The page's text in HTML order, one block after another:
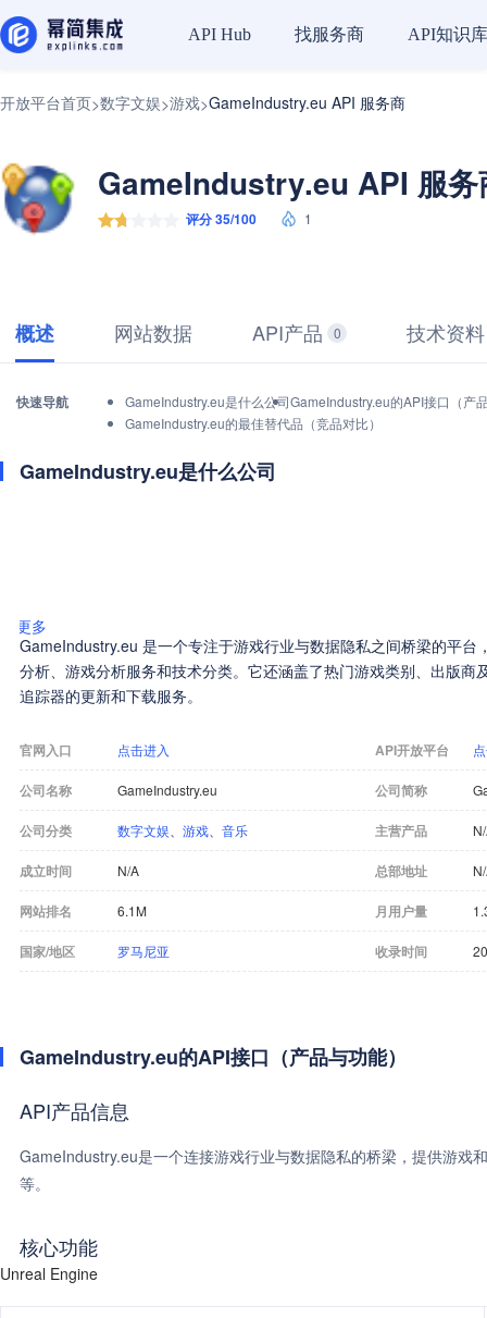
API Hub 找服务商 API知识库
开放平台首页>数字文娱>游戏>GameIndustry.eu API 服务商
GameIndustry.eu API 服务
评分 35/100 1
概述 网站数据 API产品 0 技术资料
快速导航 GameIndustry.eu是什么公司GameIndustry.eu的API接口（产
GameIndustry.eu的最佳替代品（竞品对比）
GameIndustry.eu是什么公司
更多
GameIndustry.eu 是一个专注于游戏行业与数据隐私之间桥梁的平台
分析、游戏分析服务和技术分类。它还涵盖了热门游戏类别、出版商
追踪器的更新和下载服务。
官网入口 点击进入 API开放平台
公司名称 GameIndustry.eu 公司简称
公司分类 数字文娱 游戏 音乐 主营产品
成立时间 N/A 总部地址
网站排名 6.1M 月用户量
国家/地区 罗马尼亚 收录时间
GameIndustry.eu的API接口（产品与功能）
API产品信息
GameIndustry.eu是一个连接游戏行业与数据隐私的桥梁，提供游
等。
核心功能
Unreal Engine